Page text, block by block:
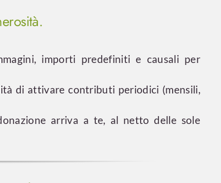
importi predefiniti e causali per
di attivare contributi periodici (mensili,
arriva a te, al netto delle sole